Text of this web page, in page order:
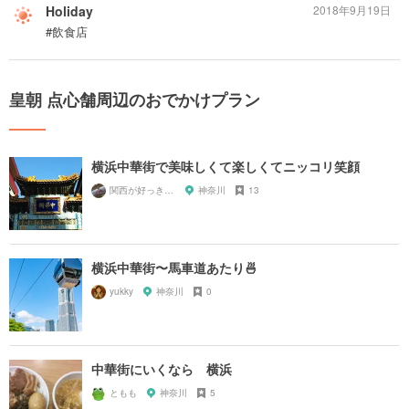
Holiday
#飲食店
2018年9月19日
皇朝 点心舗周辺のおでかけプラン
横浜中華街で美味しくて楽しくてニッコリ笑顔
関西が好っきゃねん 神奈川 13
横浜中華街〜馬車道あたり🍜
yukky 神奈川 0
中華街にいくなら 横浜
ともも 神奈川 5